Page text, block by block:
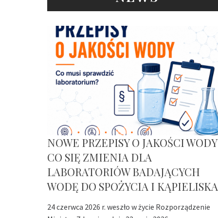
NOWE PRZEPISY O JAKOŚCI
CO SIĘ ZMIENIA DLA
LABORATORIÓW BADAJĄCYCH
WODĘ DO SPOŻYCIA I KĄPIELISKA
24 czerwca 2026 r. weszło w życie Rozporządzenie